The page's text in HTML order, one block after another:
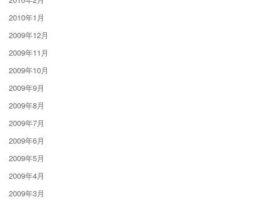
2010年1月
2009年12月
2009年11月
2009年10月
2009年9月
2009年8月
2009年7月
2009年6月
2009年5月
2009年4月
2009年3月